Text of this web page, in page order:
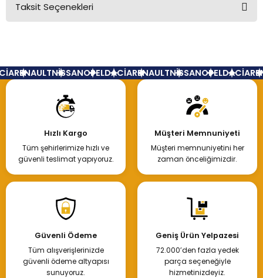
Bu ürüne ilk yorumu siz yapın!
Taksit Seçenekleri
RENAULTNİSSANOPELDACİARENAULTNİSSANOPELDACİA
Hızlı Kargo
Tüm şehirlerimize hızlı ve
güvenli teslimat yapıyoruz.
Müşteri Memnuniyeti
Müşteri memnuniyetini her
zaman önceliğimizdir.
Güvenli Ödeme
Tüm alışverişlerinizde
güvenli ödeme altyapısı
sunuyoruz.
Geniş Ürün Yelpazesi
72.000’den fazla yedek
parça seçeneğiyle
hizmetinizdeyiz.